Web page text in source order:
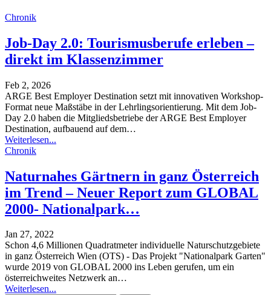
Chronik
Job-Day 2.0: Tourismusberufe erleben –
direkt im Klassenzimmer
Feb 2, 2026
ARGE Best Employer Destination setzt mit innovativen Workshop-
Format neue Maßstäbe in der Lehrlingsorientierung. Mit dem Job-
Day 2.0 haben die Mitgliedsbetriebe der ARGE Best Employer
Destination, aufbauend auf dem…
Weiterlesen...
Chronik
Naturnahes Gärtnern in ganz Österreich
im Trend – Neuer Report zum GLOBAL
2000- Nationalpark…
Jan 27, 2022
Schon 4,6 Millionen Quadratmeter individuelle Naturschutzgebiete
in ganz Österreich Wien (OTS) - Das Projekt "Nationalpark Garten"
wurde 2019 von GLOBAL 2000 ins Leben gerufen, um ein
österreichweites Netzwerk an…
Weiterlesen...